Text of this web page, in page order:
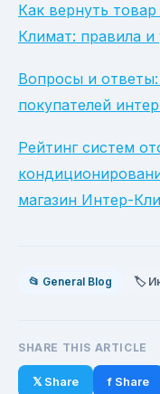
Как вернуть
Климат: правила и
Вопросы и
покупателей
Рейтинг систем
магазин Интер-
📂 General Blog 🏷️
SHARE THIS ARTICLE
𝕏 Share f Share